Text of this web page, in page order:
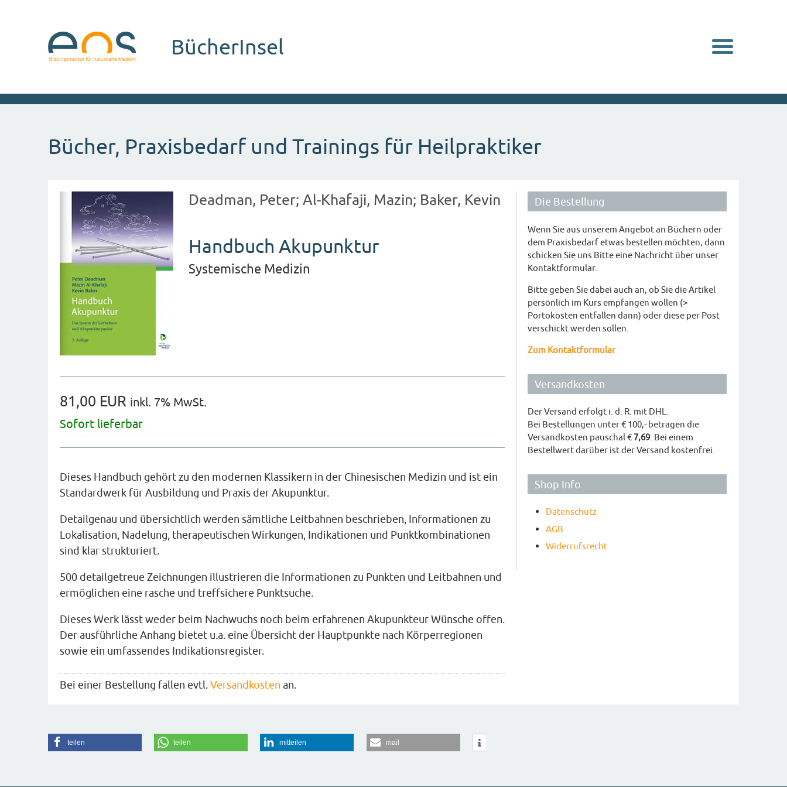
BücherInsel Navigation
Bücher, Praxisbedarf und Trainings für Heilpraktiker
Deadman, Peter; Al-Khafaji, Mazin; Baker, Kevin
Handbuch Akupunktur
Systemische Medizin
81,00 EUR inkl. 7% MwSt.
Sofort lieferbar
Dieses Handbuch gehört zu den modernen Klassikern in der Chinesischen Medizin und ist ein
Standardwerk für Ausbildung und Praxis der Akupunktur.
Detailgenau und übersichtlich werden sämtliche Leitbahnen beschrieben, Informationen zu
Lokalisation, Nadelung, therapeutischen Wirkungen, Indikationen und Punktkombinationen
sind klar strukturiert.
500 detailgetreue Zeichnungen illustrieren die Informationen zu Punkten und Leitbahnen und
ermöglichen eine rasche und treffsichere Punktsuche.
Dieses Werk lässt weder beim Nachwuchs noch beim erfahrenen Akupunkteur Wünsche offen.
Der ausführliche Anhang bietet u.a. eine Übersicht der Hauptpunkte nach Körperregionen
sowie ein umfassendes Indikationsregister.
Bei einer Bestellung fallen evtl.Versandkosten an.
Die Bestellung
Wenn Sie aus unserem Angebot an Büchern oder
dem Praxisbedarf etwas bestellen möchten, dann
schicken Sie uns Bitte eine Nachricht über unser
Kontaktformular.
Bitte geben Sie dabei auch an, ob Sie die Artikel
persönlich im Kurs empfangen wollen (>
Portokosten entfallen dann) oder diese per Post
verschickt werden sollen.
Zum Kontaktformular
Versandkosten
Der Versand erfolgt i. d. R. mit DHL.
Bei Bestellungen unter € 100,- betragen die
Versandkosten pauschal € 7,69. Bei einem
Bestellwert darüber ist der Versand kostenfrei.
Shop Info
Datenschutz
AGB
Widerrufsrecht
teilen teilen mitteilen mail